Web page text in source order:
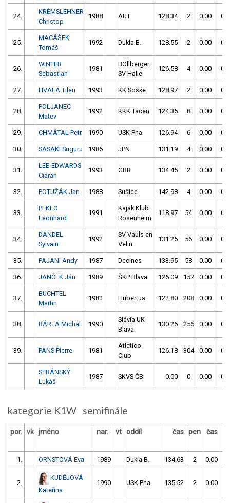
24.
KREMSLEHNER
Christop
1988 AUT 128.34 2 0.00 0
25.
MACÁŠEK
Tomáš
1992 Dukla B. 128.55 2 0.00 0
26.
WINTER
Sebastian
1981
BÖllberger
SV Halle
126.58 4 0.00 0
27. HVALA Tilen 1993 KK Soške 128.97 2 0.00 0
28.
POLJANEC
Matev
1992 KKK Tacen 124.35 8 0.00 0
29. CHMÁTAL Petr 1990 USK Pha 126.94 6 0.00 0
30. SASAKI Suguru 1986 JPN 131.19 4 0.00 0
31.
LEE-EDWARDS
Ciaran
1993 GBR 134.45 2 0.00 0
32. POTUŽÁK Jan 1988 Sušice 142.98 4 0.00 0
33.
PEKLO
Leonhard
1991
Kajak Klub
Rosenheim
118.97 54 0.00 0
34.
DANDEL
Sylvain
1992
SV Vauls en
Velin
131.25 56 0.00 0
35. PAJANI Andy 1987 Decines 133.95 58 0.00 0
36. JANČEK Ján 1989 ŠKP Blava 126.09 152 0.00 0
37.
BUCHTEL
Martin
1982 Hubertus 122.80 208 0.00 0
38. BÁRTA Michal 1990
Slávia UK
Blava
130.26 256 0.00 0
39. PANS Pierre 1981
Atletico
Club
126.18 304 0.00 0
STRÁNSKÝ
Lukáš
1987 SKVS ČB 0.00 0 0.00 0
kategorie K1W semifinále
por. vk jméno nar. vt oddíl čas pen čas
1. ORNSTOVÁ Eva 1989 Dukla B. 134.63 2 0.00
2.
KUDĚJOVÁ
Kateřina
1990 USK Pha 135.52 2 0.00